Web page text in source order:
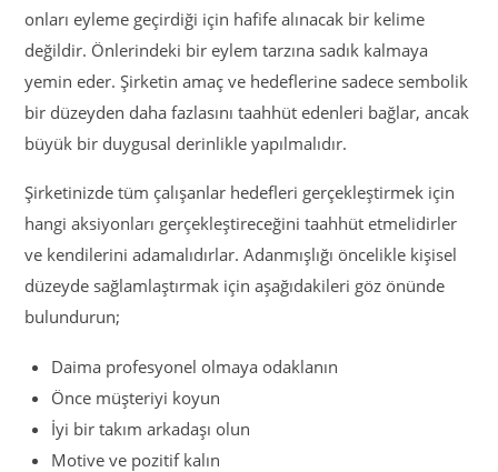
onları eyleme geçirdiği için hafife alınacak bir kelime
değildir. Önlerindeki bir eylem tarzına sadık kalmaya
yemin eder. Şirketin amaç ve hedeflerine sadece sembolik
bir düzeyden daha fazlasını taahhüt edenleri bağlar, ancak
büyük bir duygusal derinlikle yapılmalıdır.
Şirketinizde tüm çalışanlar hedefleri gerçekleştirmek için
hangi aksiyonları gerçekleştireceğini taahhüt etmelidirler
ve kendilerini adamalıdırlar. Adanmışlığı öncelikle kişisel
düzeyde sağlamlaştırmak için aşağıdakileri göz önünde
bulundurun;
Daima profesyonel olmaya odaklanın
Önce müşteriyi koyun
İyi bir takım arkadaşı olun
Motive ve pozitif kalın